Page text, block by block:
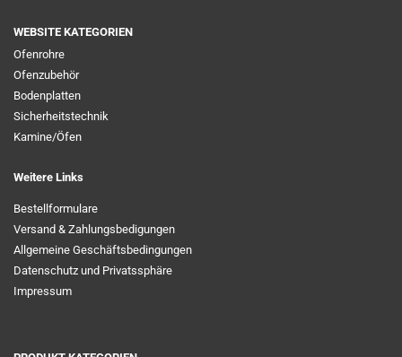
WEBSITE KATEGORIEN
Ofenrohre
Ofenzubehör
Bodenplatten
Sicherheitstechnik
Kamine/Öfen
Weitere Links
Bestellformulare
Versand & Zahlungsbedigungen
Allgemeine Geschäftsbedingungen
Datenschutz und Privatssphäre
Impressum